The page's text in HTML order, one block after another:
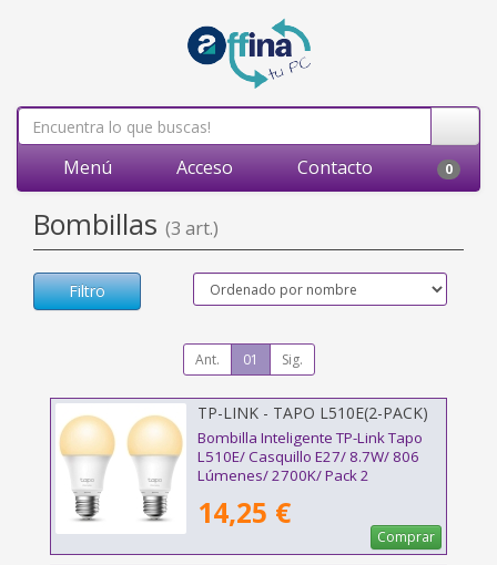
Menú Acceso Contacto 0
Bombillas (3 art.)
Filtro
Ant. 01 Sig.
TP-LINK - TAPO L510E(2-PACK)
Bombilla Inteligente TP-Link Tapo
L510E/ Casquillo E27/ 8.7W/ 806
Lúmenes/ 2700K/ Pack 2
14,25 €
Comprar